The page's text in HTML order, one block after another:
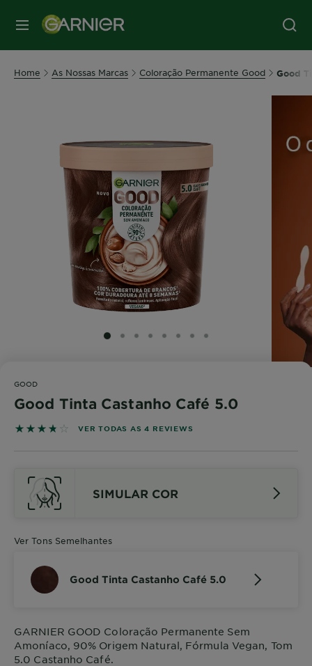
MENU
Home As Nossas Marcas Coloração Permanente Good Good
SLIDE 1
SLIDE 2
SLIDE 3
SLIDE 4
SLIDE 5
SLIDE 6
SLIDE 7
SLIDE 8
GOOD
Good Tinta Castanho Café 5.0
3.75 out of 5 stars based on reviews
VER TODAS AS 4 REVIEWS
SIMULAR COR
Ver Tons Semelhantes
Good Tinta Castanho Café 5.0
GARNIER GOOD Coloração Permanente Sem
Amoníaco, 90% Origem Natural, Fórmula Vegan, Tom
5.0 Castanho Café.